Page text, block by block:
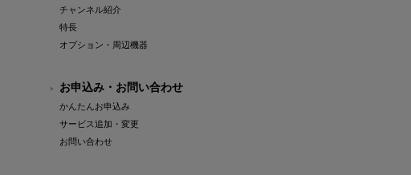
チャンネル紹介
特長
オプション・周辺機器
お申込み・お問い合わせ
かんたんお申込み
サービス追加・変更
お問い合わせ